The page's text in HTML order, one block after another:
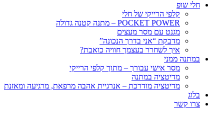
חלי שופ
קלפי הרייקי של חלי
POCKET POWER – מתנה קטנה גדולה
מגנט עם מסר מעצים
מדבקת “אני בדרך הנכונה”
איך לשחרר בעצמך חוויה כואבת?
במתנה ממני
מסר אישי עבורך – מתוך קלפי הרייקי
מדיטציה במתנה
מדיטציה מודרכת – אנרגיית אהבה מרפאת, מרגיעה ומאזנת
בלוג
צרו קשר